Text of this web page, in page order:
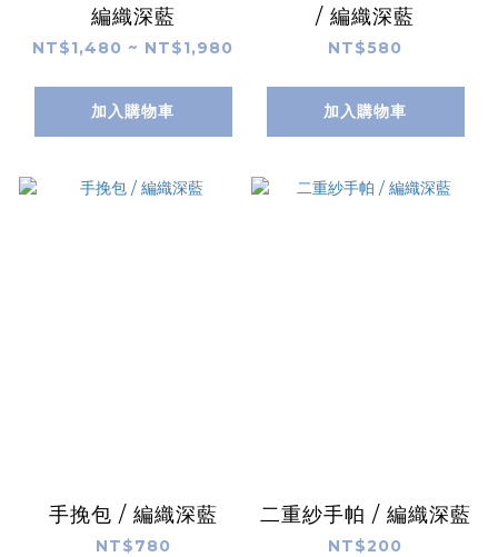
編織深藍
NT$1,480 ~ NT$1,980
加入購物車
/ 編織深藍
NT$580
加入購物車
手挽包 / 編織深藍
NT$780
二重紗手帕 / 編織深藍
NT$200